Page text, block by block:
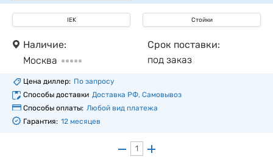
IEK Стойки
Наличие:
Москва
Срок поставки:
под заказ
Цена диллер: По запросу
Способы доставки Доставка РФ, Самовывоз
Способы оплаты: Любой вид платежа
Гарантия: 12 месяцев